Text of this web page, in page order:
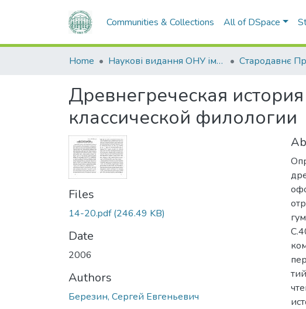
Communities & Collections All of DSpace
Home Наукові видання ОНУ імені І. І. Мечникова
Древнегреческая
классической филологии
Files
14-20.pdf(246.49 KB)
Date
2006
Authors
Березин, Сергей Евгеньевич